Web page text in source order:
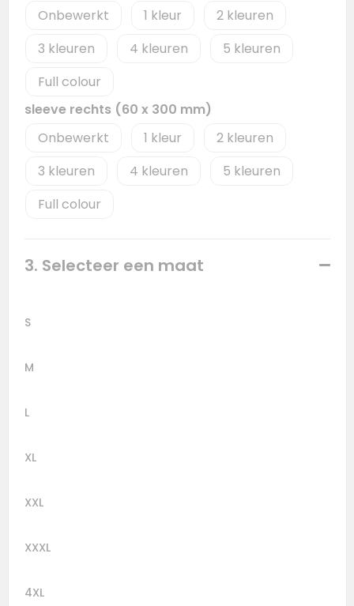
Onbewerkt 1
2
3
4
5
Full colour
sleeve rechts (60 x 300 mm)
Onbewerkt
1
2
3
4
5
Full colour
3. Selecteer een maat
S
M
L
XL
XXL
XXXL
4XL